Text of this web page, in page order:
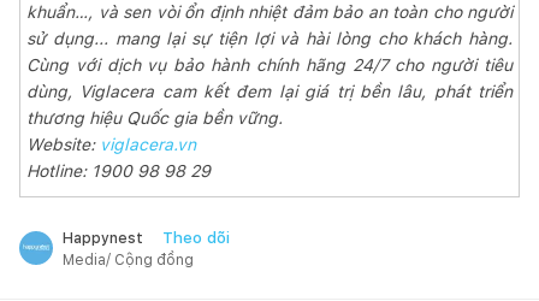
khuẩn…, và sen vòi ổn định nhiệt đảm bảo an toàn cho người
sử dụng... mang lại sự tiện lợi và hài lòng cho khách hàng.
Cùng với dịch vụ bảo hành chính hãng 24/7 cho người tiêu
dùng, Viglacera cam kết đem lại giá trị bền lâu, phát triển
thương hiệu Quốc gia bền vững.
Website: viglacera.vn
Hotline: 1900 98 98 29
Happynest Theo dõi
Media/ Cộng đồng